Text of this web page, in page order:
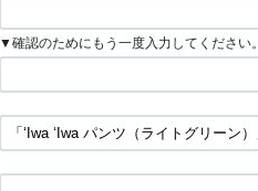
▼確認のためにもう一度入力してください。